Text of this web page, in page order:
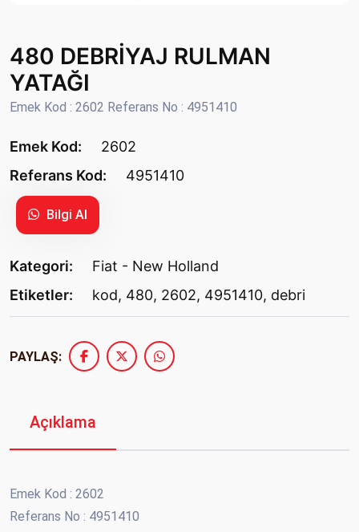
480 DEBRİYAJ RULMAN
YATAĞI
Emek Kod : 2602 Referans No : 4951410
Emek Kod:
2602
Referans Kod:
4951410
Bilgi Al
Kategori:
Fiat - New Holland
Etiketler:
kod, 480, 2602, 4951410, debri
PAYLAŞ:
Açıklama
Emek Kod : 2602
Referans No : 4951410